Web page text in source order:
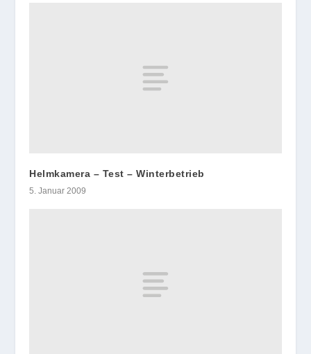
Helmkamera – Test – Winterbetrieb
5. Januar 2009